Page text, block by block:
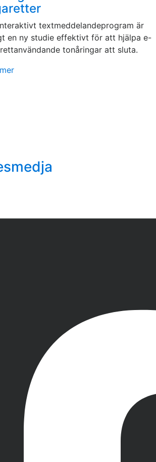
textmeddelandeprogram är
en ny studie effektivt för att hjälpa e-
tonåringar att sluta.